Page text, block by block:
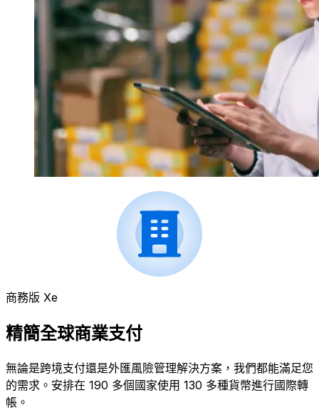
商務版 Xe
精簡全球商業支付
無論是跨境支付還是外匯風險管理解決方案，我們都能滿足您
的需求。安排在 190 多個國家使用 130 多種貨幣進行國際轉
帳。